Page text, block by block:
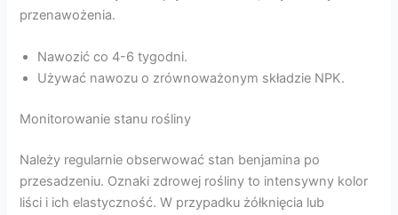
przenawożenia.
Nawozić co 4-6 tygodni.
Używać nawozu o zrównoważonym składzie NPK.
Monitorowanie stanu rośliny
Należy regularnie obserwować stan benjamina po
przesadzeniu. Oznaki zdrowej rośliny to intensywny kolor
liści i ich elastyczność. W przypadku żółknięcia lub